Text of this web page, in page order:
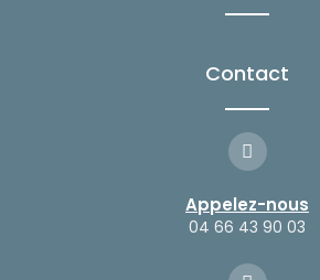
-
Contact
Appelez-nous
04 66 43 90 03